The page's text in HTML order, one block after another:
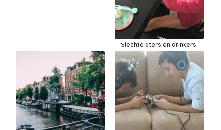
Slechte eters en drinkers.